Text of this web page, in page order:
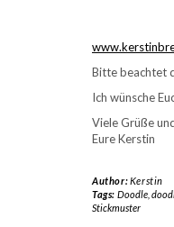
Bitte beachtet
Ich wünsche
Viele Grüße
Eure Kerstin
Author:Kerstin
Tags: Doodle,
Stickmuster